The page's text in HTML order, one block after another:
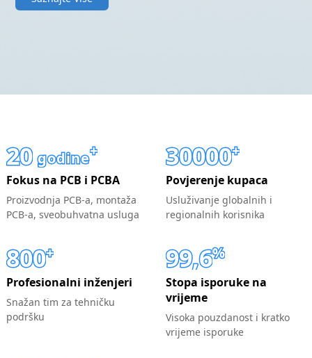
20 godine+
Fokus na PCB i PCBA
Proizvodnja PCB-a, montaža
PCB-a, sveobuhvatna usluga
30000+
Povjerenje kupaca
Usluživanje globalnih i
regionalnih korisnika
800+
Profesionalni inženjeri
Snažan tim za tehničku
podršku
99,6%
Stopa isporuke na
vrijeme
Visoka pouzdanost i kratko
vrijeme isporuke